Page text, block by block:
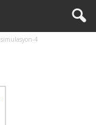
simulasyon-4